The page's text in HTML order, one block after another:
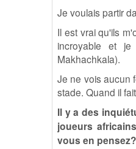
Je voulais partir
Il est vrai qu'ils
incroyable et
Makhachkala).
Je ne vois aucun
stade. Quand il
Il y a des
joueurs
vous en pensez?